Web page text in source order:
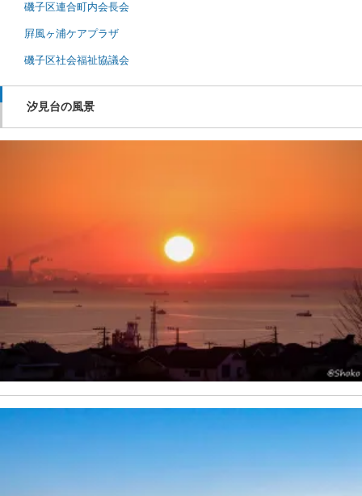
磯子区連合町内会長会
屛風ヶ浦ケアプラザ
磯子区社会福祉協議会
汐見台の風景